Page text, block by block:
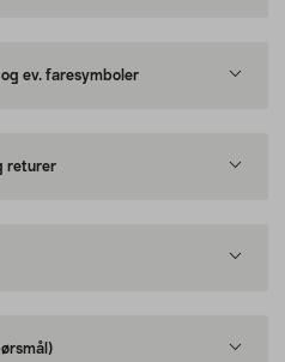
ev. faresymboler
returer